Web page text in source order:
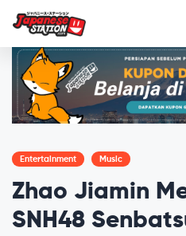
Entertainment Music
Zhao Jiamin
SNH48